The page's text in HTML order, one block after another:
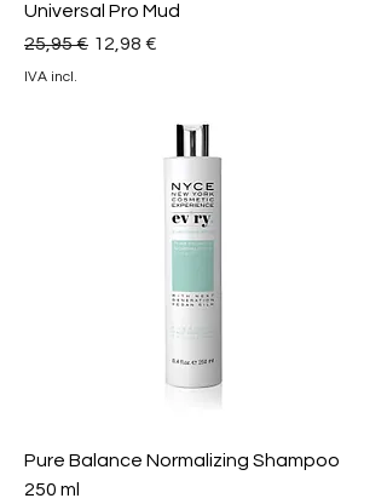
Universal Pro Mud
Preço normal
25,95 € Preço promocional
12,98 €
IVA incl.
Pure Balance Normalizing Shampoo
250 ml